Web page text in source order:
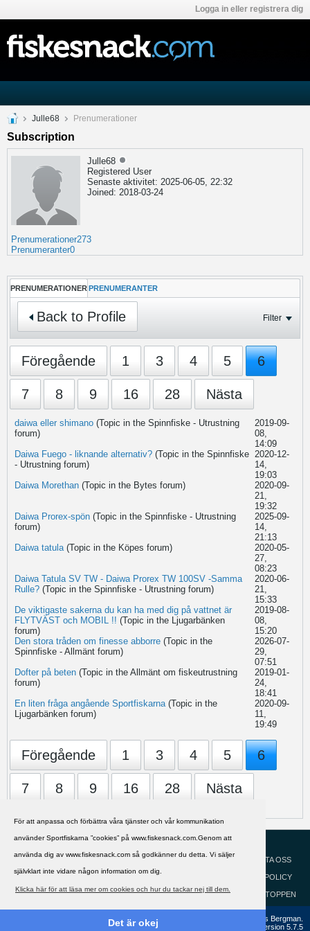
För att anpassa och förbättra våra tjänster och vår kommunikation
använder Sportfiskarna ”cookies” på www.fiskesnack.com.Genom att
använda dig av www.fiskesnack.com så godkänner du detta. Vi säljer
självklart inte vidare någon information om dig.
Klicka här för att läsa mer om cookies och hur du tackar nej till dem.
Det är okej
Logga in eller registrera dig
Julle68 Prenumerationer
Subscription
Julle68
Registered User
Senaste aktivitet: 2025-06-05, 22:32
Joined: 2018-03-24
Prenumerationer273
Prenumeranter0
PRENUMERATIONER PRENUMERANTER
Back to Profile Filter
Föregående 1 3 4 5 6
7 8 9 16 28 Nästa
daiwa eller shimano (Topic in the Spinnfiske - Utrustning
forum)
2019-09-
08,
14:09
Daiwa Fuego - liknande alternativ? (Topic in the Spinnfiske
- Utrustningforum)
2020-12-
14,
19:03
Daiwa Morethan (Topic in the Bytes forum)
2020-09-
21,
19:32
Daiwa Prorex-spön (Topic in the Spinnfiske - Utrustning
forum)
2025-09-
14,
21:13
Daiwa tatula (Topic in the Köpes forum)
2020-05-
27,
08:23
Daiwa Tatula SV TW - Daiwa Prorex TW 100SV -Samma
Rulle? (Topic in the Spinnfiske - Utrustningforum)
2020-06-
21,
15:33
De viktigaste sakerna du kan ha med dig på vattnet är
FLYTVÄST och MOBIL !! (Topic in the Ljugarbänken
forum)
2019-08-
08,
15:20
Den stora tråden om finesse abborre (Topic in the
Spinnfiske - Allmäntforum)
2026-07-
29,
07:51
Dofter på beten (Topic in the Allmänt om fiskeutrustning
forum)
2019-01-
24,
18:41
En liten fråga angående Sportfiskarna (Topic in the
Ljugarbänkenforum)
2020-09-
11,
19:49
Föregående 1 3 4 5 6
7 8 9 16 28 Nästa
HJÄLP
KONTAKTA OSS
COOKIEPOLICY
GÅ TILL TOPPEN
Copyright ©2002 - 2021, FiskeSnack.com. Grundad 2002 av Anders Bergman.
Version 5.7.5